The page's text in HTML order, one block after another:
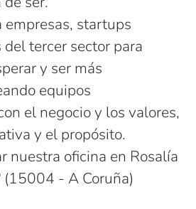
startups
tercer sector para
y ser más
equipos
el negocio y los valores,
y el propósito.
nuestra oficina en Rosalía
(15004 - A Coruña)